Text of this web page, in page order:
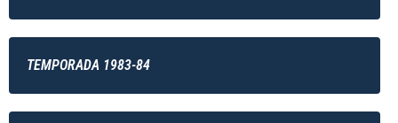
TEMPORADA 1983-84